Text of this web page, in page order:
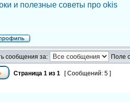
и полезные советы про okis
сообщения за: Поле
Страница 1 из 1 [ Сообщений: 5 ]